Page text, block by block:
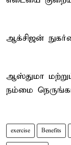
ஆக்சிஜன்
ஆஸ்துமா
நம்மை
exercise Benefits